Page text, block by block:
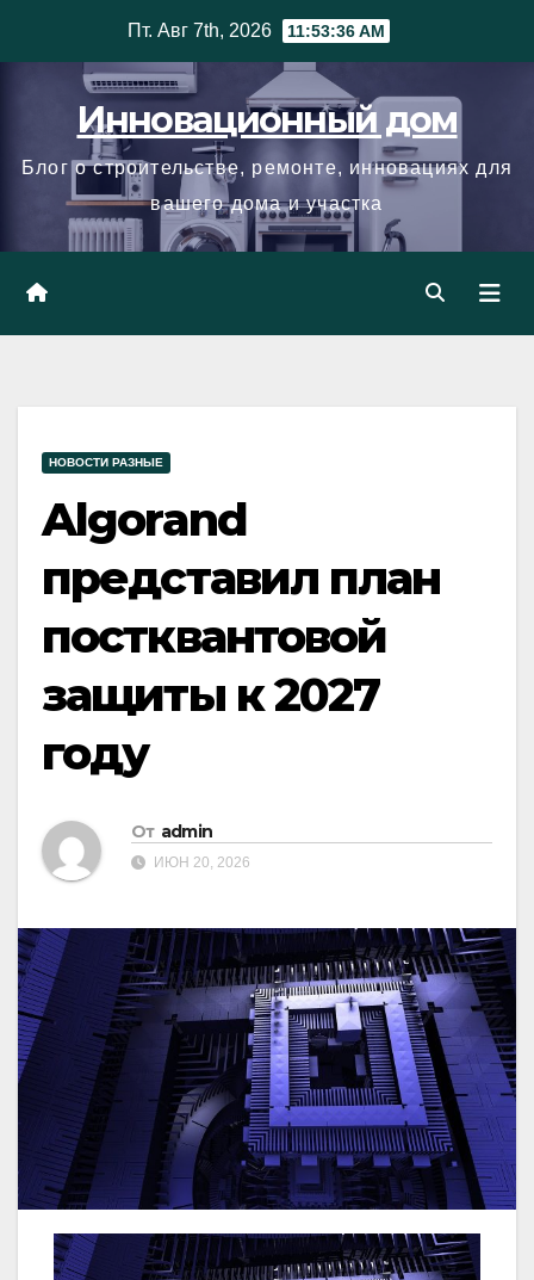
Пт. Авг 7th, 2026 11:53:37 AM
Инновационный дом
Блог о строительстве, ремонте, инновациях для
вашего дома и участка
НОВОСТИ РАЗНЫЕ
Algorand
представил план
постквантовой
защиты к 2027
году
От admin
ИЮН 20, 2026